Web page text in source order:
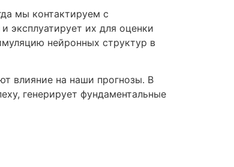
мы контактируем с
эксплуатирует их для оценки
нейронных структур в
влияние на наши прогнозы. В
генерирует фундаментальные